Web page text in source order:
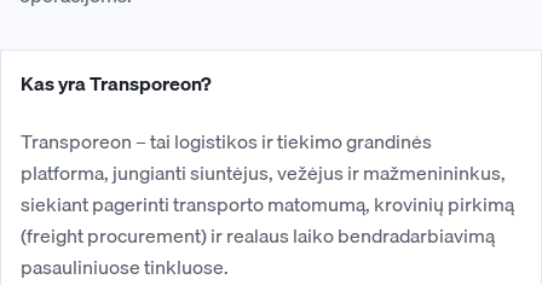
Kas yra Transporeon?
Transporeon – tai logistikos ir tiekimo grandinės
platforma, jungianti siuntėjus, vežėjus ir mažmenininkus,
siekiant pagerinti transporto matomumą, krovinių pirkimą
(freight procurement) ir realaus laiko bendradarbiavimą
pasauliniuose tinkluose.